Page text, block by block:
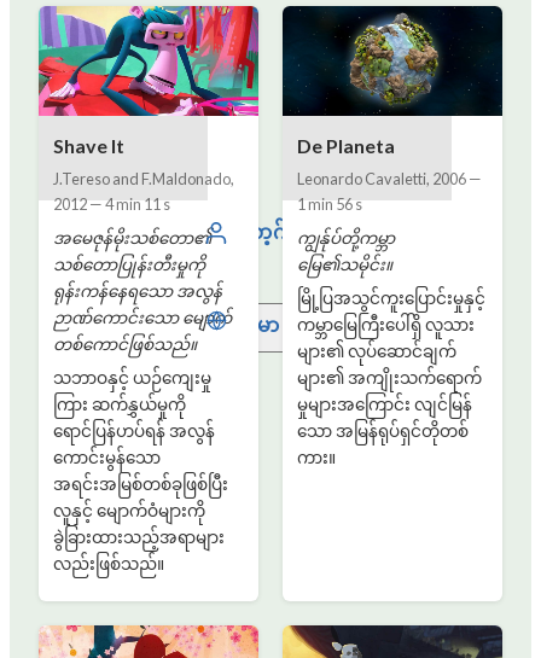
လော့ဂ်အင်
မြန်မာ
Shave It
J.Tereso and F.Maldonado,
2012—4 min 11 s
အမေဇုန်မိုးသစ်တော၏
သစ်တောပြုန်းတီးမှုကို
ရုန်းကန်နေရသော အလွန်
ဉာဏ်ကောင်းသော မျောက်
တစ်ကောင်ဖြစ်သည်။
သဘာဝနှင့် ယဉ်ကျေးမှု
ကြား ဆက်နွှယ်မှုကို
ရောင်ပြန်ဟပ်ရန် အလွန်
ကောင်းမွန်သော
အရင်းအမြစ်တစ်ခုဖြစ်ပြီး
လူနှင့် မျောက်ဝံများကို
ခွဲခြားထားသည့်အရာများ
လည်းဖြစ်သည်။
De Planeta
Leonardo Cavaletti, 2006—
1 min 56 s
ကျွန်ုပ်တို့ကမ္ဘာ
မြေ၏သမိုင်း။
မြို့ပြအသွင်ကူးပြောင်းမှုနှင့်
ကမ္ဘာမြေကြီးပေါ်ရှိ လူသား
များ၏ လုပ်ဆောင်ချက်
များ၏ အကျိုးသက်ရောက်
မှုများအကြောင်း လျင်မြန်
သော အမြန်ရုပ်ရှင်တိုတစ်
ကား။